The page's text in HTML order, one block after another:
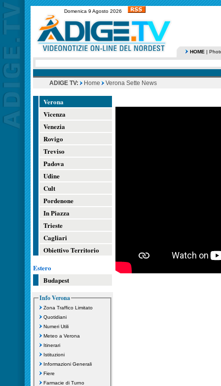
Domenica 9 Agosto 2026
HOME |
ADIGE TV: Home Verona Sette News
Verona
Vicenza
Venezia
Rovigo
Treviso
Padova
Udine
Cult
Pordenone
In Piazza
Trieste
Cagliari
Obiettivo Territorio
Estero
Budapest
Info Verona
Zona Traffico Limitato
Quotidiani
Numeri Utili
Meteo a Verona
Itinerari
Istituzioni
Informazioni Generali
Fiere
Farmacie di Turno